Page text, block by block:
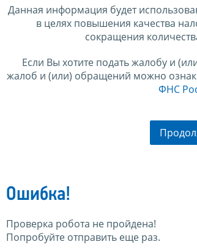
Данная информация будет
в целях повышения качества
сокращения
Если Вы хотите подать жалобу и
жалоб и (или) обращений можно
ФНС
Ошибка!
Проверка робота не пройдена!
Попробуйте отправить еще раз.